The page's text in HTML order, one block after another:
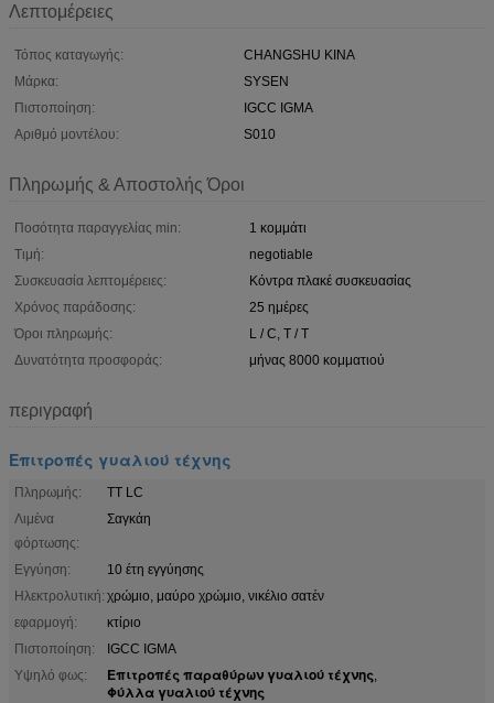
Λεπτομέρειες
Τόπος καταγωγής:
CHANGSHU ΚΙΝΑ
Μάρκα:
SYSEN
Πιστοποίηση:
IGCC IGMA
Αριθμό μοντέλου:
S010
Πληρωμής & Αποστολής Όροι
Ποσότητα παραγγελίας min:
1 κομμάτι
Τιμή:
negotiable
Συσκευασία λεπτομέρειες:
Κόντρα πλακέ συσκευασίας
Χρόνος παράδοσης:
25 ημέρες
Όροι πληρωμής:
L / C, T / T
Δυνατότητα προσφοράς:
μήνας 8000 κομματιού
περιγραφή
Επιτροπές γυαλιού τέχνης
Πληρωμής:
TT LC
Λιμένα
φόρτωσης:
Σαγκάη
Εγγύηση:
10 έτη εγγύησης
Ηλεκτρολυτική: χρώμιο, μαύρο χρώμιο, νικέλιο σατέν
εφαρμογή:
κτίριο
Πιστοποίηση:
IGCC IGMA
Υψηλό φως:
Επιτροπές παραθύρων γυαλιού τέχνης,
Φύλλα γυαλιού τέχνης